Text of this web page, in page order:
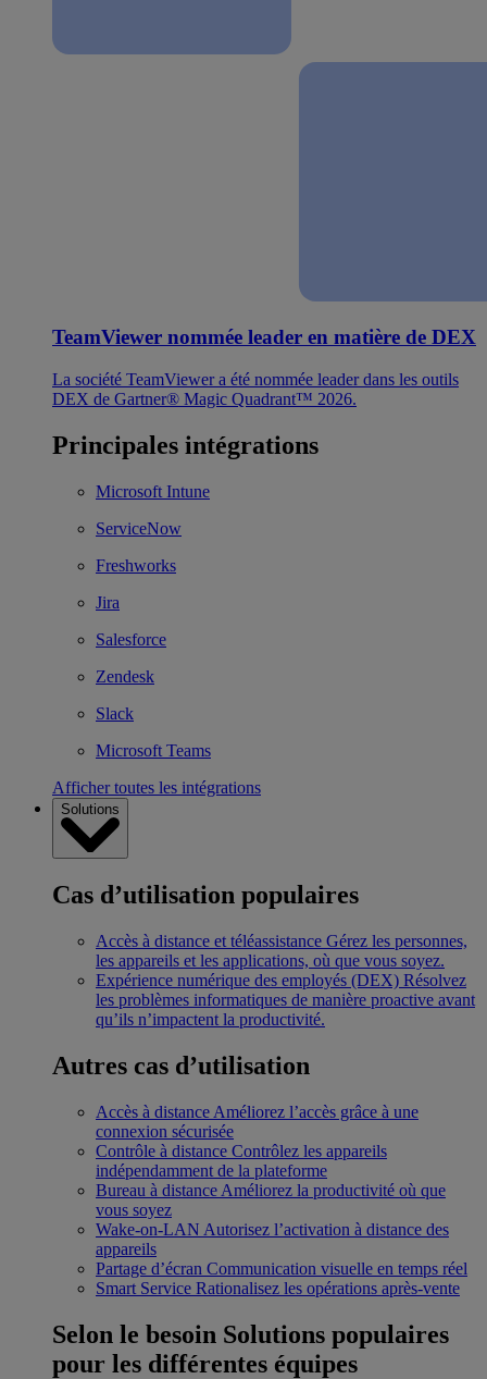
TeamViewer nommée leader en matière de DEX
La société TeamViewer a été nommée leader dans les outils
DEX de Gartner® Magic Quadrant™ 2026.
Principales intégrations
Microsoft Intune
ServiceNow
Freshworks
Jira
Salesforce
Zendesk
Slack
Microsoft Teams
Afficher toutes les intégrations
Solutions
Cas d’utilisation populaires
Accès à distance et téléassistance Gérez les personnes,
les appareils et les applications, où que vous soyez.
Expérience numérique des employés (DEX) Résolvez
les problèmes informatiques de manière proactive avant
qu’ils n’impactent la productivité.
Autres cas d’utilisation
Accès à distance Améliorez l’accès grâce à une
connexion sécurisée
Contrôle à distance Contrôlez les appareils
indépendamment de la plateforme
Bureau à distance Améliorez la productivité où que
vous soyez
Wake-on-LAN Autorisez l’activation à distance des
appareils
Partage d’écran Communication visuelle en temps réel
Smart Service Rationalisez les opérations après-vente
Selon le besoin Solutions populaires
pour les différentes équipes